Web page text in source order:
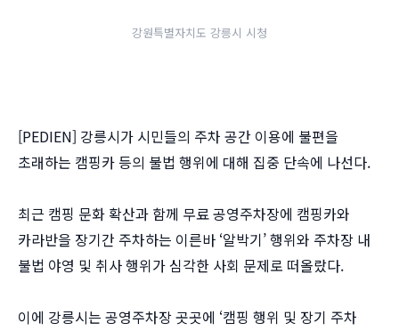
강원특별자치도 강릉시 시청
[PEDIEN] 강릉시가 시민들의 주차 공간 이용에 불편을
초래하는 캠핑카 등의 불법 행위에 대해 집중 단속에 나선다.
최근 캠핑 문화 확산과 함께 무료 공영주차장에 캠핑카와
카라반을 장기간 주차하는 이른바 ‘알박기’ 행위와 주차장 내
불법 야영 및 취사 행위가 심각한 사회 문제로 떠올랐다.
이에 강릉시는 공영주차장 곳곳에 ‘캠핑 행위 및 장기 주차